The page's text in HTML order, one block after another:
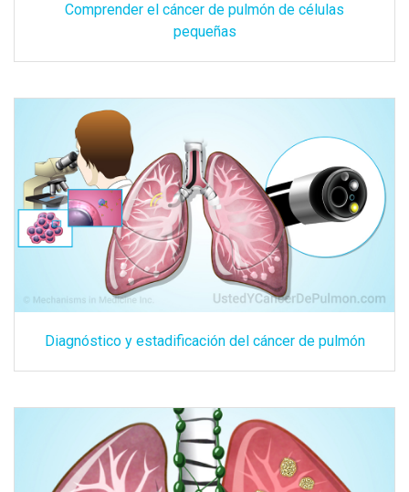
Comprender el cáncer de pulmón de células
pequeñas
Diagnóstico y estadificación del cáncer de pulmón